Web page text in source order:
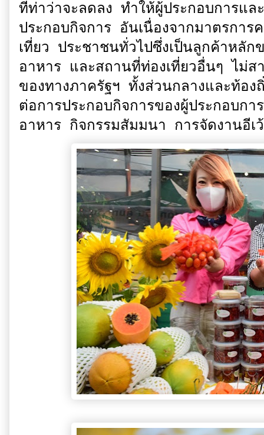
ทีท่าว่าจะลดลง ทำให้ผู้ประกอบการแล
ประกอบกิจการ อันเนื่องจากมาตรการ
เที่ยว ประชาชนทั่วไปซึ่งเป็นลูกค้าหลั
อาหาร และสถานที่ท่องเที่ยวอื่นๆ ไม่ส
ของทางภาครัฐฯ ทั้งส่วนกลางและท้อ
ต่อการประกอบกิจการของผู้ประกอบก
อาหาร กิจกรรมสัมมนา การจัดงานอี